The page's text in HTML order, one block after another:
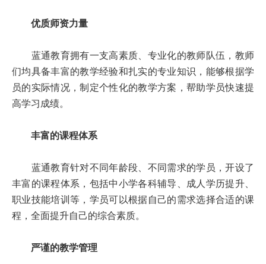
优质师资力量
蓝通教育拥有一支高素质、专业化的教师队伍，教师
们均具备丰富的教学经验和扎实的专业知识，能够根据学
员的实际情况，制定个性化的教学方案，帮助学员快速提
高学习成绩。
丰富的课程体系
蓝通教育针对不同年龄段、不同需求的学员，开设了
丰富的课程体系，包括中小学各科辅导、成人学历提升、
职业技能培训等，学员可以根据自己的需求选择合适的课
程，全面提升自己的综合素质。
严谨的教学管理